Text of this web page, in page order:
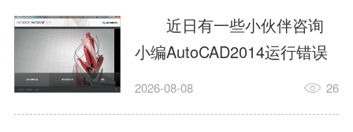
用图案填充的内容，还有不
清楚小伙伴和小编一起去学
习一下吧。1.打开
AutoCAD2014这款软件，进
入AutoCAD2014的操作界
近日有一些小伙伴咨询
小编AutoCAD2014运行错误
怎么办?下面就为大家带来了
2026-08-08 26